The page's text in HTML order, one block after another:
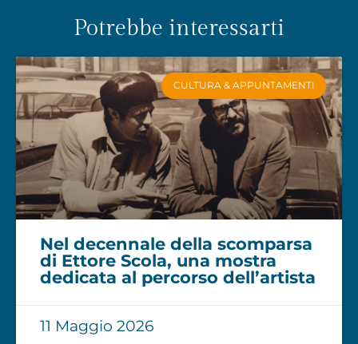
Potrebbe interessarti
CULTURA & APPUNTAMENTI
Nel decennale della scomparsa
di Ettore Scola, una mostra
dedicata al percorso dell’artista
11 Maggio 2026